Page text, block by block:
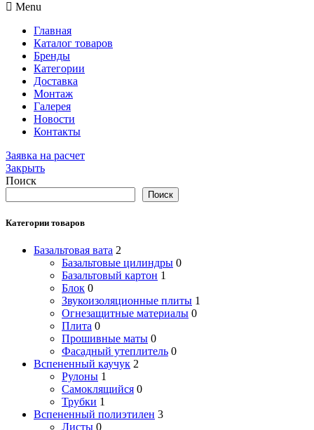
Menu
Главная
Каталог товаров
Бренды
Категории
Доставка
Монтаж
Галерея
Новости
Контакты
Заявка на расчет
Закрыть
Поиск
Поиск
Категории товаров
Базальтовая вата 2
Базальтовые цилиндры 0
Базальтовый картон 1
Блок 0
Звукоизоляционные плиты 1
Огнезащитные материалы 0
Плита 0
Прошивные маты 0
Фасадный утеплитель 0
Вспененный каучук 2
Рулоны 1
Самоклящийся 0
Трубки 1
Вспененный полиэтилен 3
Листы 0